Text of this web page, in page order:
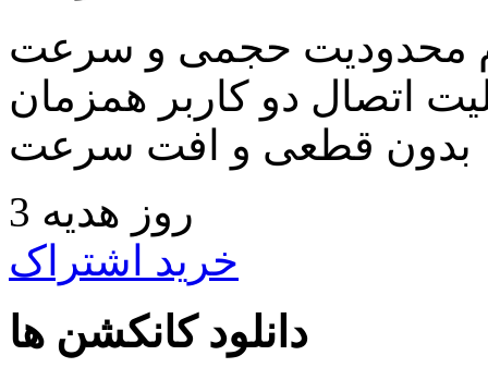
محدودیت حجمی و سرعت
اتصال دو کاربر همزمان
بدون قطعی و افت سرعت
3 روز هدیه
خرید اشتراک
دانلود کانکشن ها